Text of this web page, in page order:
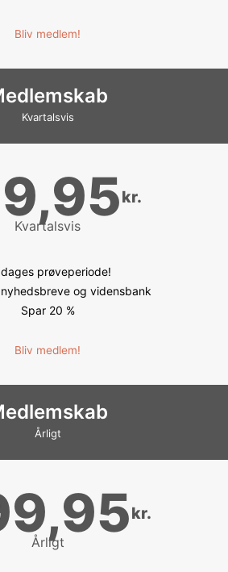
Bliv medlem!
Kvartalsvis
kr.
Kvartalsvis
prøveperiode!
og vidensbank
Spar 20 %
Bliv medlem!
Årligt
kr.
Årligt